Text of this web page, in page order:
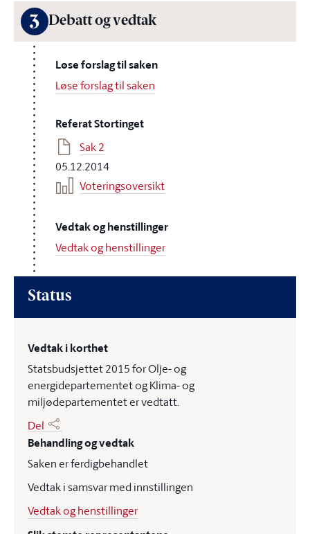
3 Debatt og vedtak
Løse forslag til saken
Løse forslag til saken
Referat Stortinget
Sak 2
05.12.2014
Voteringsoversikt
Vedtak og henstillinger
Vedtak og henstillinger
Status
Vedtak i korthet
Statsbudsjettet 2015 for Olje- og
energidepartementet og Klima- og
miljødepartementet er vedtatt.
Del
Behandling og vedtak
Saken er ferdigbehandlet
Vedtak i samsvar med innstillingen
Vedtak og henstillinger